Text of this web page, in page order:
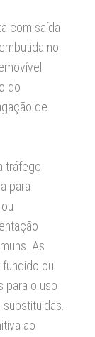
com saída
no
do
de
tráfego
para
As
ou
para o uso
ao